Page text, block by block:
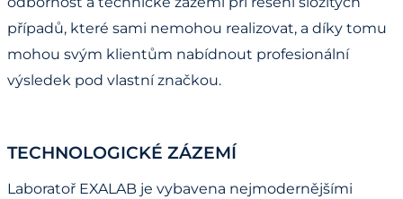
případů, které sami nemohou realizovat, a díky tomu
mohou svým klientům nabídnout profesionální
výsledek pod vlastní značkou.
TECHNOLOGICKÉ ZÁZEMÍ
Laboratoř EXALAB je vybavena nejmodernějšími